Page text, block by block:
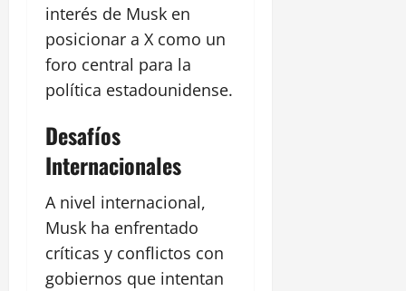
interés de Musk en
posicionar a X como un
foro central para la
política estadounidense.
Desafíos
Internacionales
A nivel internacional,
Musk ha enfrentado
críticas y conflictos con
gobiernos que intentan